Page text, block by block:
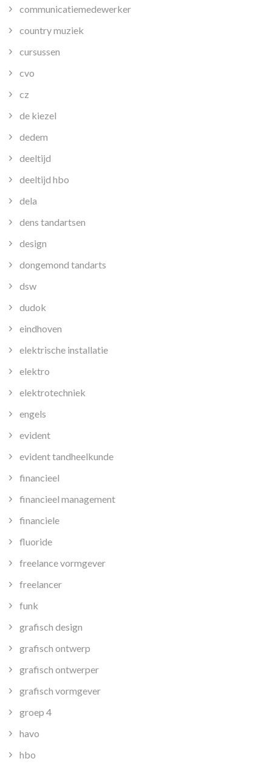
communicatiemedewerker
country muziek
cursussen
cvo
cz
de kiezel
dedem
deeltijd
deeltijd hbo
dela
dens tandartsen
design
dongemond tandarts
dsw
dudok
eindhoven
elektrische installatie
elektro
elektrotechniek
engels
evident
evident tandheelkunde
financieel
financieel management
financiele
fluoride
freelance vormgever
freelancer
funk
grafisch design
grafisch ontwerp
grafisch ontwerper
grafisch vormgever
groep 4
havo
hbo